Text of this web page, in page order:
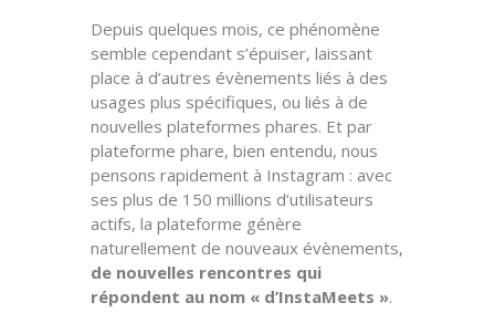
Depuis quelques mois, ce phénomène
semble cependant s’épuiser, laissant
place à d’autres évènements liés à des
usages plus spécifiques, ou liés à de
nouvelles plateformes phares. Et par
plateforme phare, bien entendu, nous
pensons rapidement à Instagram : avec
ses plus de 150 millions d’utilisateurs
actifs, la plateforme génère
naturellement de nouveaux évènements,
de nouvelles rencontres qui
répondent au nom « d’InstaMeets ».